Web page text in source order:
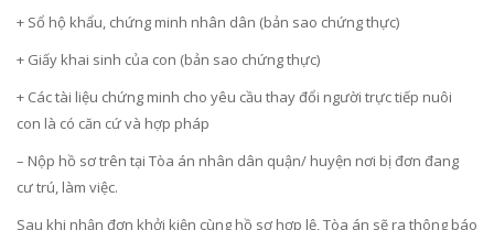
+ Sổ hộ khẩu, chứng minh nhân dân (bản sao chứng thực)
+ Giấy khai sinh của con (bản sao chứng thực)
+ Các tài liệu chứng minh cho yêu cầu thay đổi người trực tiếp nuôi
con là có căn cứ và hợp pháp
– Nộp hồ sơ trên tại Tòa án nhân dân quận/ huyện nơi bị đơn đang
cư trú, làm việc.
Sau khi nhận đơn khởi kiện cùng hồ sơ hợp lệ, Tòa án sẽ ra thông báo